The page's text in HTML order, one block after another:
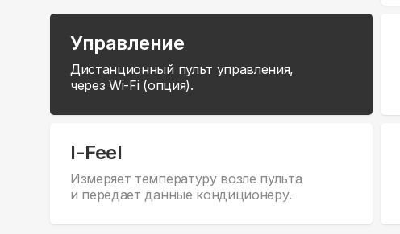
Управление
Дистанционный пульт управления,
через Wi-Fi (опция).
I-Feel
Измеряет температуру возле пульта
и передает данные кондиционеру.